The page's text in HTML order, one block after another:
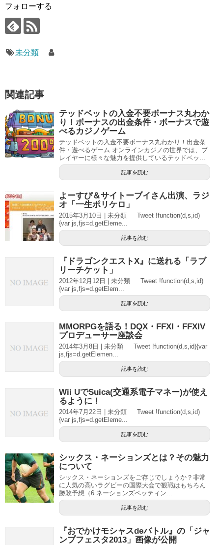
フォローする
未分類
関連記事
テッドベットの入金不要ボーナス丸わか
り！ボーナスの出金条件・ボーナスで遊
べるカジノゲーム
テッドベットの入金不要ボーナス丸わかり！出金条
件・遊べるゲーム オンラインカジノの世界では、プ
レイヤーに様々な魅力を提供しているテッドベッ...
記事を読む
よーすぴ＆サイトーブイさん出演、ラジ
オ「一生ポリケロ」
2015年3月10日 | 未分類 Tweet !function(d,s,id)
{var js,fjs=d.getEleme...
記事を読む
『ドラゴンクエストX』に送れる「ラブ
リーチケット」
2012年12月12日 | 未分類 Tweet !function(d,s,id)
{var js,fjs=d.getElem...
記事を読む
MMORPGを語る！DQX・FFXI・FFXIV
プロデューサー座談会
2014年3月8日 | 未分類 Tweet !function(d,s,id){var
js,fjs=d.getElemen...
記事を読む
Wii UでSuica(交通系電子マネー)が使え
るように！
2014年7月22日 | 未分類 Tweet !function(d,s,id)
{var js,fjs=d.getEleme...
記事を読む
シックス・ネーションズとは？その魅力
について
シックス・ネーションズをご存じでしょうか？非常
に人気の高いラグビーの国際大会で観戦はもちろん
勝敗予想（6 ネーションズベッティン...
記事を読む
『おでかけモシャスdeバトル』の「ジャ
ンプフェスタ2013」画像が公開